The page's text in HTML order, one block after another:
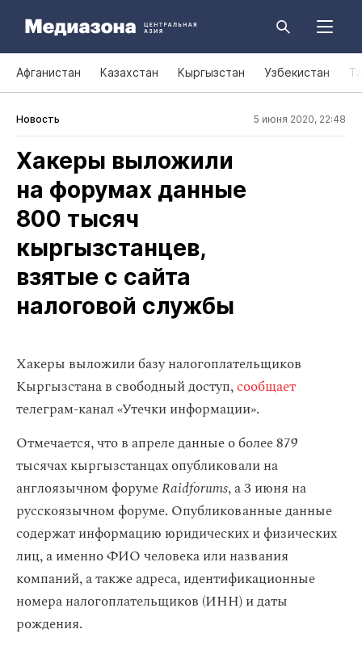
Афганистан Казахстан Кыргызстан Узбекистан
Новость 5 июня 2020, 22:48
Хакеры выложили
на форумах данные
800 тысяч
кыргызстанцев,
взятые с сайта
налоговой службы
Хакеры выложили базу налогоплательщиков
Кыргызстана в свободный доступ,сообщает
телеграм-канал «Утечки информации».
Отмечается, что в апреле данные о более 879
тысячах кыргызстанцах опубликовали на
англоязычном форумеRaidforums, а 3 июня на
русскоязычном форуме. Опубликованные данные
содержат информацию юридических и физических
лиц, а именно ФИО человека или названия
компаний, а также адреса, идентификационные
номера налогоплательщиков (ИНН) и даты
рождения.